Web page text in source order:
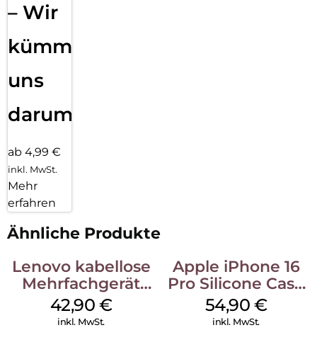
– Wir
kümmern
uns
darum!
ab 4,99 €
inkl. MwSt.
Mehr
erfahren
Ähnliche Produkte
Lenovo kabellose
Mehrfachgerät
Luna Grey
42,90 €
inkl. MwSt.
Apple iPhone 16
Pro Silicone Case
MagSafe Black
54,90 €
inkl. MwSt.